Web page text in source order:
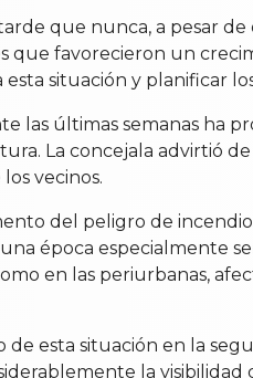
que nunca, a pesar
favorecieron un
situación y planificar
últimas semanas ha
La concejala advirtió
vecinos.
del peligro de
época especialmente
en las periurbanas,
esta situación en la
la